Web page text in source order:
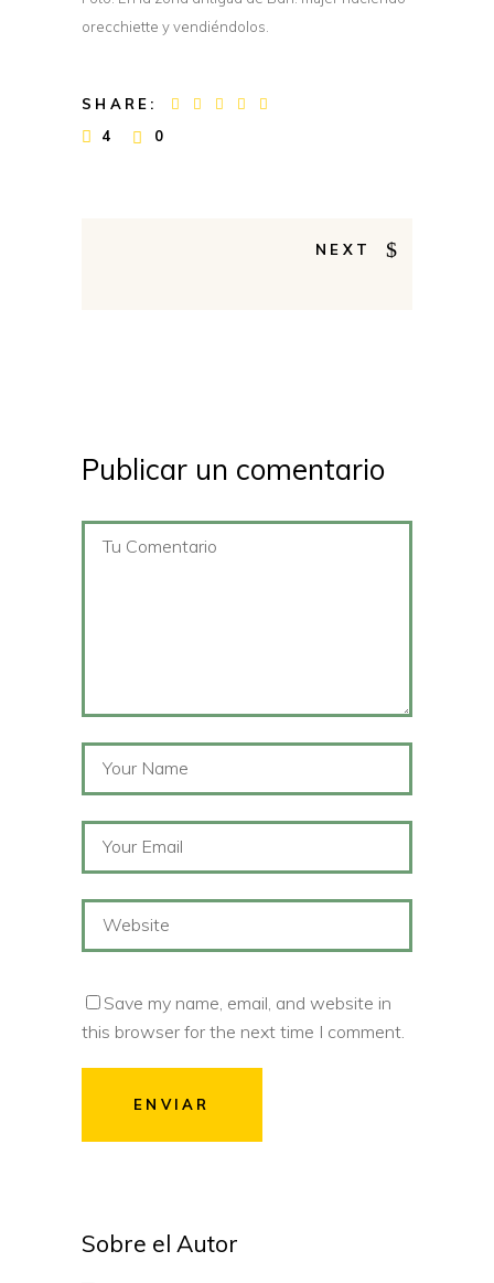
orecchiette y vendiéndolos.
SHARE:
4
0
NEXT
Publicar un comentario
Save my name, email, and website in
this browser for the next time I comment.
ENVIAR
Sobre el Autor